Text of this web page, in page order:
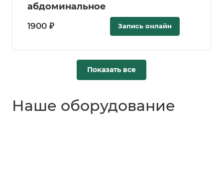
абдоминальное
1900 ₽ Запись онлайн
Показать все
Наше оборудование